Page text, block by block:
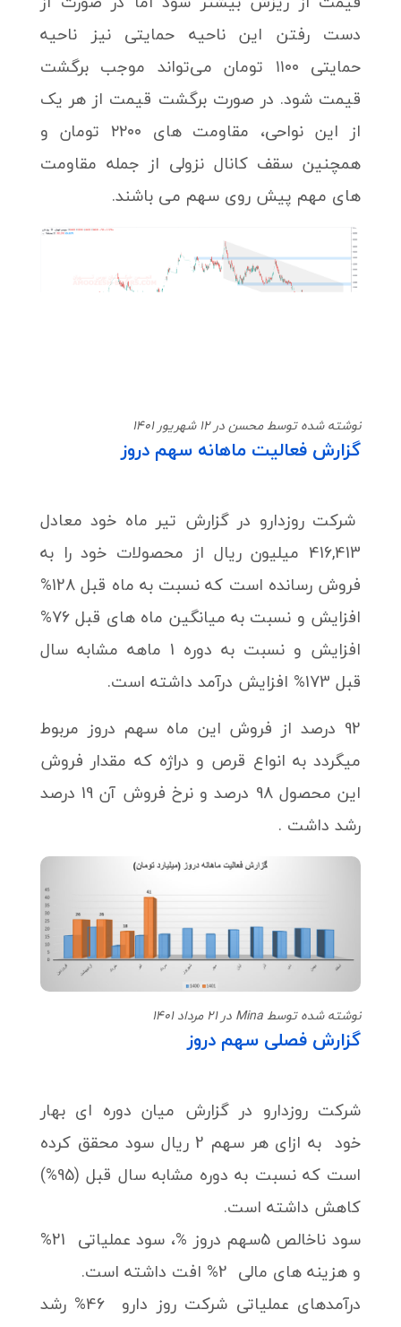
دست رفتن این ناحیه حمایتی نیز ناحیه
حمایتی ۱۱۰۰ تومان می‌تواند موجب برگشت
قیمت شود. در صورت برگشت قیمت از هر یک
از این نواحی، مقاومت های ۲۲۰۰ تومان و
همچنین سقف کانال نزولی از جمله مقاومت
های مهم پیش روی سهم می باشند.
نوشته شده توسط محسن در 12 شهریور 1401
گزارش فعالیت ماهانه سهم دروز
شرکت روزدارو در گزارش تیر ماه خود معادل
416,413 میلیون ریال از محصولات خود را به
فروش رسانده است که نسبت به ماه قبل 128%
افزایش و نسبت به میانگین ماه های قبل 76%
افزایش و نسبت به دوره 1 ماهه مشابه سال
قبل 173% افزایش درآمد داشته است.
92 درصد از فروش این ماه سهم دروز مربوط
میگردد به انواع قرص و دراژه که مقدار فروش
این محصول 98 درصد و نرخ فروش آن 19 درصد
رشد داشت .
نوشته شده توسط Mina در 21 مرداد 1401
گزارش فصلی سهم دروز
شرکت روزدارو در گزارش میان دوره ای بهار
خود به ازای هر سهم 2 ریال سود محقق کرده
است که نسبت به دوره مشابه سال قبل (95%)
کاهش داشته است.
سود ناخالص 5سهم دروز %، سود عملیاتی 21%
و هزینه های مالی 2% افت داشته است.
درآمدهای عملیاتی شرکت روز دارو 46% رشد